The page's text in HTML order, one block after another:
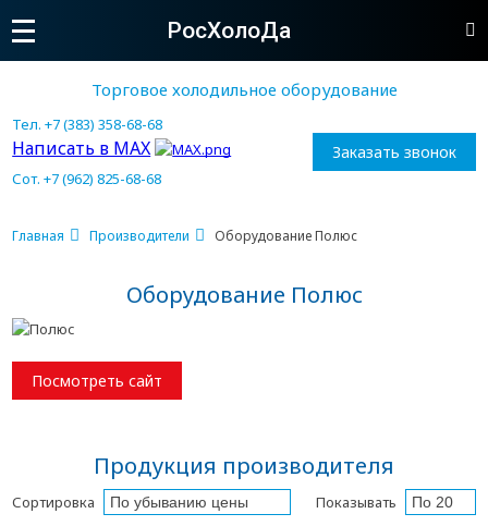
РосХолоДа
Торговое холодильное оборудование
Тел. +7 (383) 358-68-68
Написать в MAX
Сот. +7 (962) 825-68-68
Заказать звонок
Главная Производители Оборудование Полюс
Оборудование Полюс
Посмотреть сайт
Продукция производителя
Сортировка
Показывать